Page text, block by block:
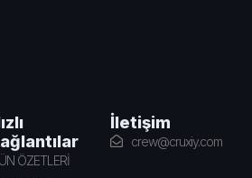
ÖZETLERİ
İletişim
crew@cruxiy.com